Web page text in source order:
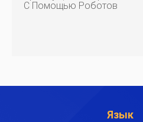
С Помощью Роботов
Язык